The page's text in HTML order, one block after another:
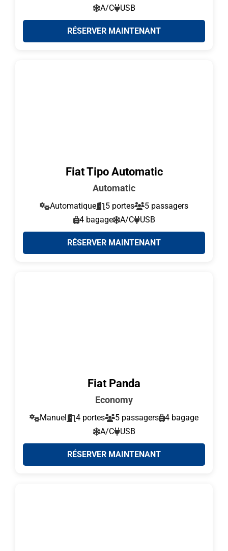
A/C
USB
RÉSERVER MAINTENANT
Fiat Tipo Automatic
Automatic
Automatique 5 portes
5 passagers
4 bagage
A/C USB
RÉSERVER MAINTENANT
Fiat Panda
Economy
Manuel 4 portes 5 passagers
4 bagage
A/C
USB
RÉSERVER MAINTENANT